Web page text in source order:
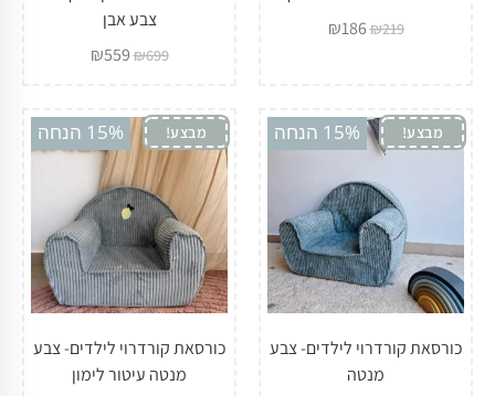
₪219
₪186
צבע אבן
₪699
₪559
15% הנחה מבצע!
כורסאת קורדרוי לילדים- צבע
מנטה
15% הנחה מבצע!
כורסאת קורדרוי לילדים- צבע
מנטה עיטור לימון